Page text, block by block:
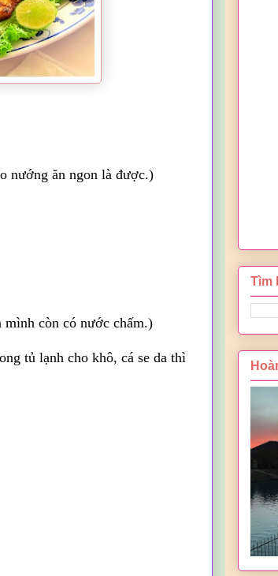
nướng ăn ngon là được.)
còn có nước chấm.)
tủ lạnh cho khô, cá se da thì
Tìm